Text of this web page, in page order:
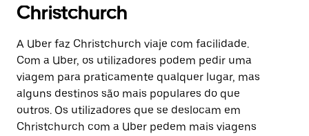
Christchurch
A Uber faz Christchurch viaje com facilidade.
Com a Uber, os utilizadores podem pedir uma
viagem para praticamente qualquer lugar, mas
alguns destinos são mais populares do que
outros. Os utilizadores que se deslocam em
Christchurch com a Uber pedem mais viagens